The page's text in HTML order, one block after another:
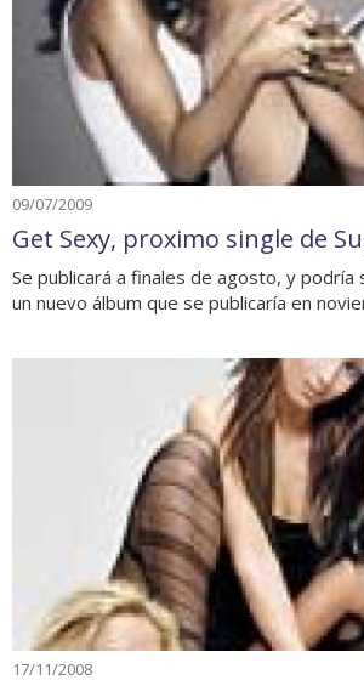
09/07/2009
Get Sexy, proximo single de
Se publicará a finales de agosto, y podría
un nuevo álbum que se publicaría en
17/11/2008